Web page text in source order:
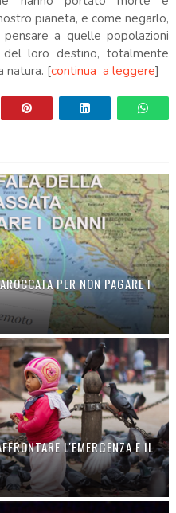
pianeta, e come negarlo,
a quelle popolazioni
loro destino, totalmente
natura. [continua a leggere]
PER NON PAGARE I
L'EMERGENZA E IL